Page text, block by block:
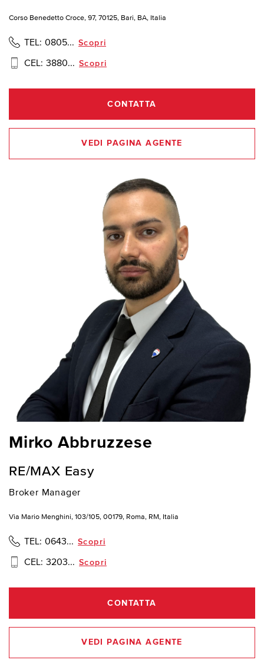
Corso Benedetto Croce, 97, 70125, Bari, BA, Italia
TEL: 0805... Scopri
CEL: 3880... Scopri
CONTATTA
VEDI PAGINA AGENTE
Mirko Abbruzzese
RE/MAX Easy
Broker Manager
Via Mario Menghini, 103/105, 00179, Roma, RM, Italia
TEL: 0643... Scopri
CEL: 3203... Scopri
CONTATTA
VEDI PAGINA AGENTE